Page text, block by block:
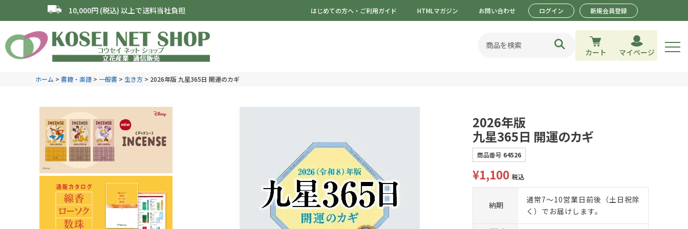
10,000円 (税込) 以上で送料当社負担 はじめての方へ・ご利用ガイド HTMLマガジン お問い合わせ ログイン 新規会員登録
カート マイページ
ホーム 書籍・楽譜 一般書 生き方 2026年版 九星365日 開運のカギ
2026年版
九星365日 開運のカギ
商品番号 64526
¥1,100 税込
納期
通常7～10営業日前後（土日祝除
く）でお届けします。